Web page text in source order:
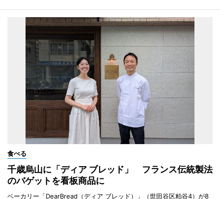
食べる
千歳烏山に「ディア ブレッド」 フランス伝統製法
のバゲットを看板商品に
ベーカリー「DearBread（ディア ブレッド）」（世田谷区粕谷4）が8